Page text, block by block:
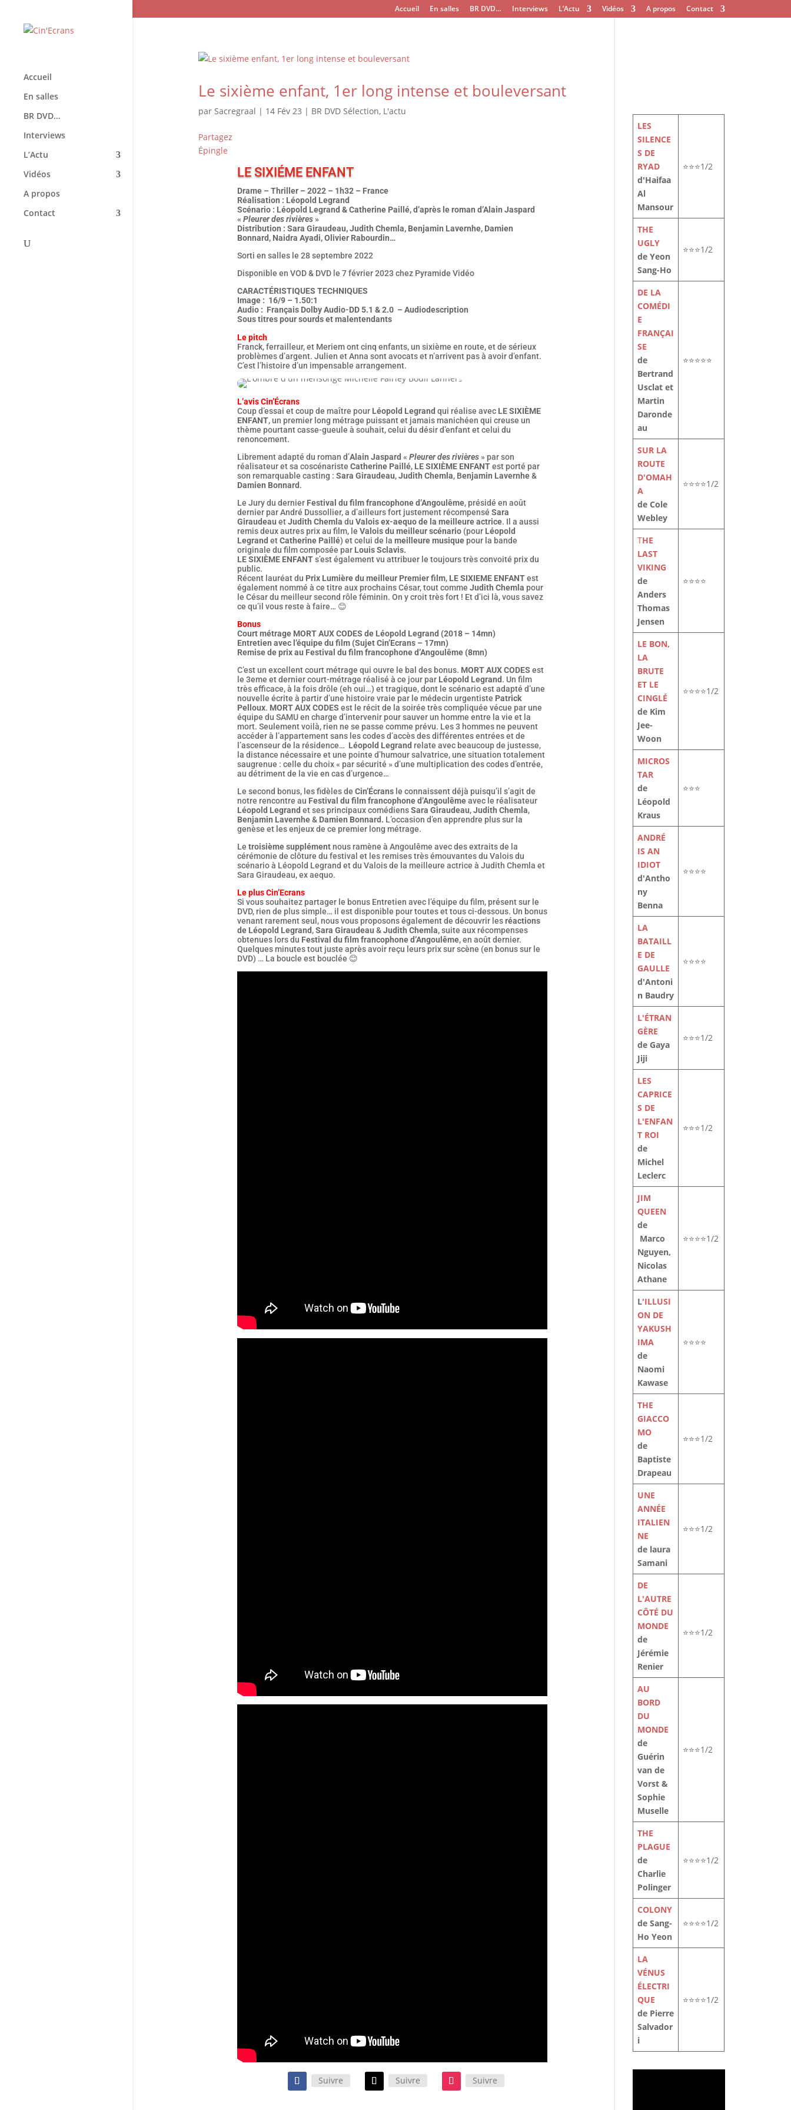
Accueil En salles BR DVD… Interviews L’Actu Vidéos A propos Contact
Accueil
En salles
BR DVD…
Interviews
L’Actu
Vidéos
A propos
Contact
Le sixième enfant, 1er long intense et bouleversant
par Sacregraal | 14 Fév 23 | BR DVD Sélection, L'actu
Partagez
Épingle
LE SIXIÉME ENFANT
Drame – Thriller – 2022 – 1h32 – France
Réalisation : Léopold Legrand
Scénario : Léopold Legrand & Catherine Paillé, d’après le roman d’Alain Jaspard
« Pleurer des rivières»
Distribution : Sara Giraudeau, Judith Chemla, Benjamin Lavernhe, Damien
Bonnard, Naidra Ayadi, Olivier Rabourdin…
Sorti en salles le 28 septembre 2022
Disponible en VOD & DVD le 7 février 2023 chez Pyramide Vidéo
CARACTÉRISTIQUES TECHNIQUES
Image : 16/9 – 1.50:1
Audio : Français Dolby Audio-DD 5.1 & 2.0 – Audiodescription
Sous titres pour sourds et malentendants
Le pitch
Franck, ferrailleur, et Meriem ont cinq enfants, un sixième en route, et de sérieux
problèmes d’argent. Julien et Anna sont avocats et n’arrivent pas à avoir d’enfant.
C’est l’histoire d’un impensable arrangement.
L’avis Cin’Écrans
Coup d’essai et coup de maître pour Léopold Legrand qui réalise avec LE SIXIÈME
ENFANT, un premier long métrage puissant et jamais manichéen qui creuse un
thème pourtant casse-gueule à souhait, celui du désir d’enfant et celui du
renoncement.
Librement adapté du roman d’Alain Jaspard « Pleurer des rivières » par son
réalisateur et sa coscénariste Catherine Paillé, LE SIXIÈME ENFANTest porté par
son remarquable casting : Sara Giraudeau,Judith Chemla, Benjamin Lavernhe&
Damien Bonnard .
Le Jury du dernier Festival du film francophone d’Angoulême, présidé en août
dernier par André Dussollier, a d’ailleurs fort justement récompensé Sara
Giraudeau etJudith Chemla du Valois ex-aequo de la meilleure actrice. Il a aussi
remis deux autres prix au film, le Valois du meilleur scénario(pourLéopold
Legrand etCatherine Paillé) et celui de la meilleure musiquepour la bande
originale du film composée par Louis Sclavis.
LE SIXIÈME ENFANTs’est également vu attribuer le toujours très convoité prix du
public.
Récent lauréat du Prix Lumière du meilleur Premier film, LE SIXIEME ENFANTest
également nommé à ce titre aux prochains César, tout comme Judith Chemla pour
le César du meilleur second rôle féminin. On y croit très fort ! Et d’ici là, vous savez
ce qu’il vous reste à faire… 😊
Bonus
Court métrage MORT AUX CODES de Léopold Legrand (2018 – 14mn)
Entretien avec l’équipe du film (Sujet Cin’Ecrans – 17mn)
Remise de prix au Festival du film francophone d’Angoulême (8mn)
C’est un excellent court métrage qui ouvre le bal des bonus. MORT AUX CODES est
le 3eme et dernier court-métrage réalisé à ce jour par Léopold Legrand . Un film
très efficace, à la fois drôle (eh oui…) et tragique, dont le scénario est adapté d’une
nouvelle écrite à partir d’une histoire vraie par le médecin urgentiste Patrick
Pelloux. MORT AUX CODES est le récit de la soirée très compliquée vécue par une
équipe du SAMU en charge d’intervenir pour sauver un homme entre la vie et la
mort. Seulement voilà, rien ne se passe comme prévu. Les 3 hommes ne peuvent
accéder à l’appartement sans les codes d’accès des différentes entrées et de
l’ascenseur de la résidence… Léopold Legrand relate avec beaucoup de justesse,
la distance nécessaire et une pointe d’humour salvatrice, une situation totalement
saugrenue : celle du choix « par sécurité » d’une multiplication des codes d’entrée,
au détriment de la vie en cas d’urgence…
Le second bonus, les fidèles de Cin’Écransle connaissent déjà puisqu’il s’agit de
notre rencontre au Festival du film francophone d’Angoulêmeavec le réalisateur
Léopold Legrand et ses principaux comédiensSara Giraudeau,Judith Chemla,
Benjamin Lavernhe&Damien Bonnard. L’occasion d’en apprendre plus sur la
genèse et les enjeux de ce premier long métrage.
Le troisième supplémentnous ramène à Angoulême avec des extraits de la
cérémonie de clôture du festival et les remises très émouvantes du Valois du
scénario à Léopold Legrand et du Valois de la meilleure actrice à Judith Chemla et
Sara Giraudeau, ex aequo.
Le plus Cin’Ecrans
Si vous souhaitez partager le bonus Entretien avec l’équipe du film, présent sur le
DVD, rien de plus simple… il est disponible pour toutes et tous ci-dessous. Un bonus
venant rarement seul, nous vous proposons également de découvrir lesréactions
de Léopold Legrand ,Sara Giraudeau &Judith Chemla,suite aux récompenses
obtenues lors du Festival du film francophone d’Angoulême, en août dernier.
Quelques minutes tout juste après avoir reçu leurs prix sur scène (en bonus sur le
DVD) … La boucle est bouclée 😊
Suivre Suivre Suivre
LES
SILENCE
S DE
RYAD
d'Haifaa
Al
Mansour
⭐⭐⭐1/2
THE
UGLY
de Yeon
Sang-Ho
⭐⭐⭐1/2
DE LA
COMÉDI
E
FRANÇAI
SE
de
Bertrand
Usclat et
Martin
Daronde
au
⭐⭐⭐⭐⭐
SUR LA
ROUTE
D'OMAH
A
de Cole
Webley
⭐⭐⭐⭐1/2
THE
LAST
VIKING
de
Anders
Thomas
Jensen
⭐⭐⭐⭐
LE BON,
LA
BRUTE
ET LE
CINGLÉ
de Kim
Jee-
Woon
⭐⭐⭐⭐1/2
MICROS
TAR
de
Léopold
Kraus
⭐⭐⭐
ANDRÉ
IS AN
IDIOT
d'Antho
ny
Benna
⭐⭐⭐⭐
LA
BATAILL
E DE
GAULLE
d'Antoni
n Baudry
⭐⭐⭐⭐
L'ÉTRAN
GÈRE
de Gaya
Jiji
⭐⭐⭐1/2
LES
CAPRICE
S DE
L'ENFAN
T ROI
de
Michel
Leclerc
⭐⭐⭐1/2
JIM
QUEEN
de
Marco
Nguyen,
Nicolas
Athane
⭐⭐⭐⭐1/2
L'ILLUSI
ON DE
YAKUSH
IMA
de
Naomi
Kawase
⭐⭐⭐⭐
THE
GIACCO
MO
de
Baptiste
Drapeau
⭐⭐⭐1/2
UNE
ANNÉE
ITALIEN
NE
de laura
Samani
⭐⭐⭐1/2
DE
L'AUTRE
CÔTÉ DU
MONDE
de
Jérémie
Renier
⭐⭐⭐1/2
AU
BORD
DU
MONDE
de
Guérin
van de
Vorst &
Sophie
Muselle
⭐⭐⭐1/2
THE
PLAGUE
de
Charlie
Polinger
⭐⭐⭐⭐1/2
COLONY
de Sang-
Ho Yeon
⭐⭐⭐⭐1/2
LA
VÉNUS
ÉLECTRI
QUE
de Pierre
Salvador
i
⭐⭐⭐⭐1/2